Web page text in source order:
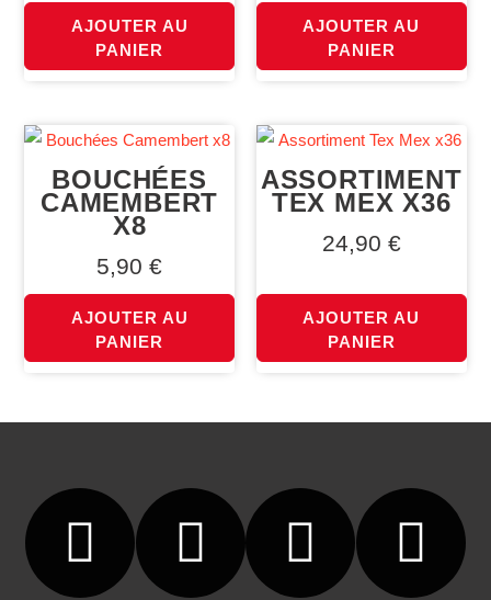
AJOUTER AU
PANIER
AJOUTER AU
PANIER
BOUCHÉES
CAMEMBERT
X8
5,90€
AJOUTER AU
PANIER
ASSORTIMENT
TEX MEX X36
24,90 €
AJOUTER AU
PANIER